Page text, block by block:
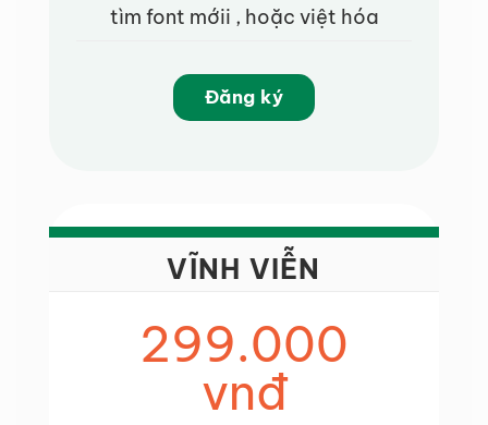
tìm font mớii , hoặc việt hóa
Đăng ký
VĨNH VIỄN
299.000
vnđ